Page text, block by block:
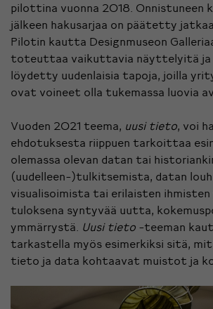
pilottina vuonna 2018. Onnistuneen
jälkeen hakusarjaa on päätetty
Pilotin kautta Designmuseon
toteuttaa vaikuttavia näyttelyitä ja
löydetty uudenlaisia tapoja, joilla
ovat voineet olla tukemassa luovia
Vuoden 2021 teema, uusi tieto, voi
ehdotuksesta riippuen tarkoittaa
olemassa olevan datan tai
(uudelleen-)tulkitsemista, datan
visualisoimista tai erilaisten
tuloksena syntyvää uutta,
ymmärrystä. Uusi tieto -teeman
tarkastella myös esimerkiksi sitä,
tieto ja data kohtaavat muistot ja